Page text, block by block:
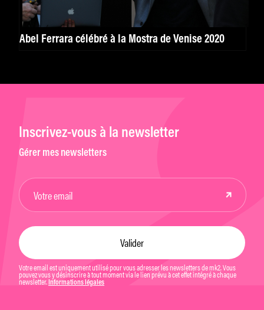
Abel Ferrara célébré à la Mostra de Venise 2020
Inscrivez-vous à la newsletter
Gérer mes newsletters
Votre email est uniquement utilisé pour vous adresser les newsletters de mk2. Vous
pouvez vous y désinscrire à tout moment via le lien prévu à cet effet intégré à chaque
newsletter. Informations légales